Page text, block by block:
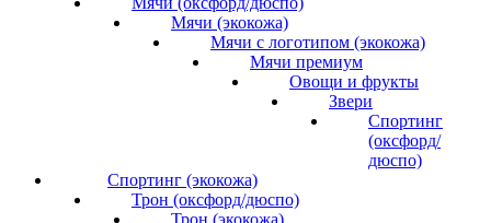
Мячи (экокожа)
Мячи с логотипом (экокожа)
Мячи премиум
Овощи и фрукты
Звери
Спортинг
(оксфорд/
дюспо)
Спортинг (экокожа)
Трон (оксфорд/дюспо)